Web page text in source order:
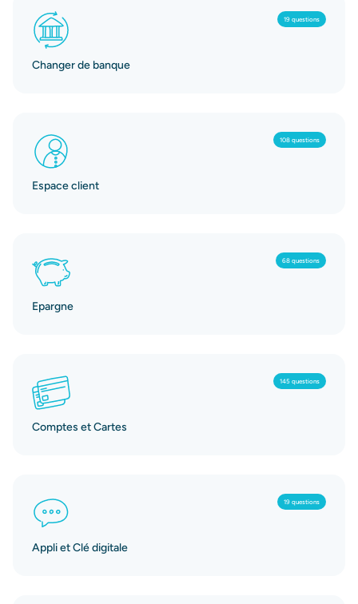
19 questions
Changer de banque
108 questions
Espace client
68 questions
Epargne
145 questions
Comptes et Cartes
19 questions
Appli et Clé digitale